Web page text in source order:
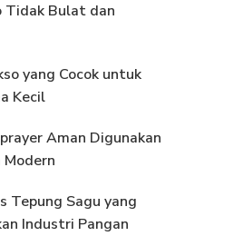
Tidak Bulat dan
yang Cocok untuk
Kecil
Aman Digunakan
Tepung Sagu yang
Industri Pangan